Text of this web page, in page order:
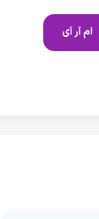
ام آر آی